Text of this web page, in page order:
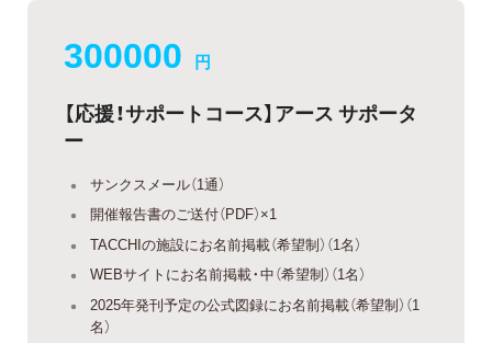
300000 円
【応援！サポートコース】アース サポータ
ー
サンクスメール（1通）
開催報告書のご送付（PDF）×1
TACCHIの施設にお名前掲載（希望制）（1名）
WEBサイトにお名前掲載・中（希望制）（1名）
2025年発刊予定の公式図録にお名前掲載（希望制）（1
名）